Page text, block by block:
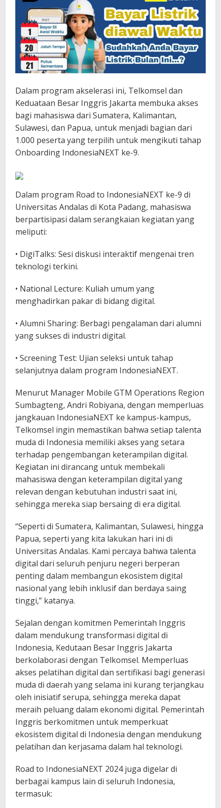
Dalam program akselerasi ini, Telkomsel dan
Keduataan Besar Inggris Jakarta membuka akses
bagi mahasiswa dari Sumatera, Kalimantan,
Sulawesi, dan Papua, untuk menjadi bagian dari
1.000 peserta yang terpilih untuk mengikuti tahap
Onboarding IndonesiaNEXT ke-9.
Dalam program Road to IndonesiaNEXT ke-9 di
Universitas Andalas di Kota Padang, mahasiswa
berpartisipasi dalam serangkaian kegiatan yang
meliputi:
• DigiTalks: Sesi diskusi interaktif mengenai tren
teknologi terkini.
• National Lecture: Kuliah umum yang
menghadirkan pakar di bidang digital.
• Alumni Sharing: Berbagi pengalaman dari alumni
yang sukses di industri digital.
• Screening Test: Ujian seleksi untuk tahap
selanjutnya dalam program IndonesiaNEXT.
Menurut Manager Mobile GTM Operations Region
Sumbagteng, Andri Robiyana, dengan memperluas
jangkauan IndonesiaNEXT ke kampus-kampus,
Telkomsel ingin memastikan bahwa setiap talenta
muda di Indonesia memiliki akses yang setara
terhadap pengembangan keterampilan digital.
Kegiatan ini dirancang untuk membekali
mahasiswa dengan keterampilan digital yang
relevan dengan kebutuhan industri saat ini,
sehingga mereka siap bersaing di era digital.
“Seperti di Sumatera, Kalimantan, Sulawesi, hingga
Papua, seperti yang kita lakukan hari ini di
Universitas Andalas. Kami percaya bahwa talenta
digital dari seluruh penjuru negeri berperan
penting dalam membangun ekosistem digital
nasional yang lebih inklusif dan berdaya saing
tinggi,” katanya.
Sejalan dengan komitmen Pemerintah Inggris
dalam mendukung transformasi digital di
Indonesia, Kedutaan Besar Inggris Jakarta
berkolaborasi dengan Telkomsel. Memperluas
akses pelatihan digital dan sertifikasi bagi generasi
muda di daerah yang selama ini kurang terjangkau
oleh inisiatif serupa, sehingga mereka dapat
meraih peluang dalam ekonomi digital. Pemerintah
Inggris berkomitmen untuk memperkuat
ekosistem digital di Indonesia dengan mendukung
pelatihan dan kerjasama dalam hal teknologi.
Road to IndonesiaNEXT 2024 juga digelar di
berbagai kampus lain di seluruh Indonesia,
termasuk: